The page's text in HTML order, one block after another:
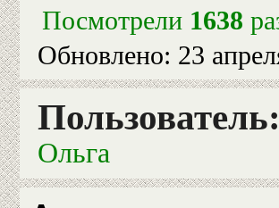
Посмотрели 1638
Обновлено: 23
Пользователь:
Ольга